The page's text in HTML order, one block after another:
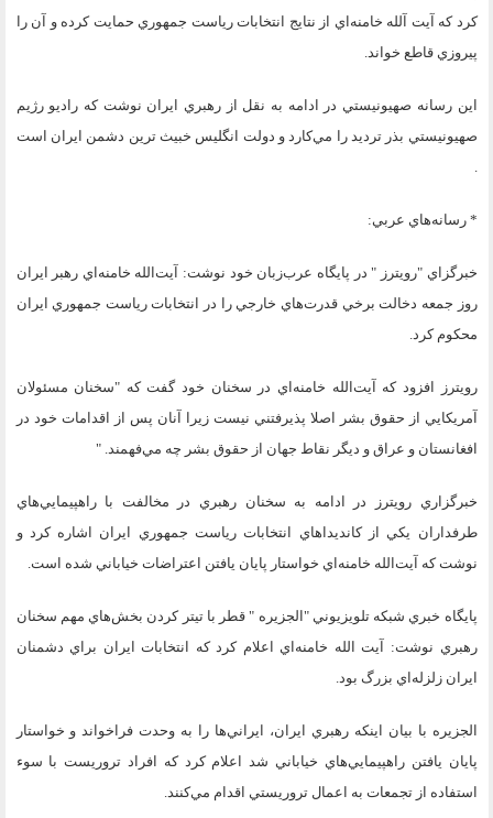
كرد كه آيت آلله خامنه‌اي از نتايج انتخابات رياست جمهوري حمايت كرده و آن را
پيروزي قاطع خواند.
اين رسانه صهيونيستي در ادامه به نقل از رهبري ايران نوشت كه راديو رژيم
صهيونيستي بذر ترديد را مي‌كارد و دولت انگليس خبيث ترين دشمن ايران است
.
* رسانه‌هاي عربي:
خبرگزاي "رويترز " در پايگاه عرب‌زبان خود نوشت: آيت‌الله خامنه‌اي رهبر ايران
روز جمعه دخالت برخي قدرت‌هاي خارجي را در انتخابات رياست جمهوري ايران
محكوم كرد.
رويترز افزود كه آيت‌الله خامنه‌اي در سخنان خود گفت كه "سخنان مسئولان
آمريكايي از حقوق بشر اصلا پذيرفتني نيست زيرا آنان پس از اقدامات خود در
افغانستان و عراق و ديگر نقاط جهان از حقوق بشر چه مي‌فهمند. "
خبرگزاري رويترز در ادامه به سخنان رهبري در مخالفت با راهپيمايي‌هاي
طرفداران يكي از كانديداهاي انتخابات رياست جمهوري ايران اشاره كرد و
نوشت كه آيت‌الله خامنه‌اي خواستار پايان يافتن اعتراضات خياباني شده است.
پايگاه خبري شبكه تلويزيوني "الجزيره " قطر با تيتر كردن بخش‌هاي مهم سخنان
رهبري نوشت: آيت الله خامنه‌اي اعلام كرد كه انتخابات ايران براي دشمنان
ايران زلزله‌اي بزرگ بود.
الجزيره با بيان اينكه رهبري ايران، ايراني‌ها را به وحدت فراخواند و خواستار
پايان يافتن راهپيمايي‌هاي خياباني شد اعلام كرد كه افراد تروريست با سوء
استفاده از تجمعات به اعمال تروريستي اقدام مي‌كنند.